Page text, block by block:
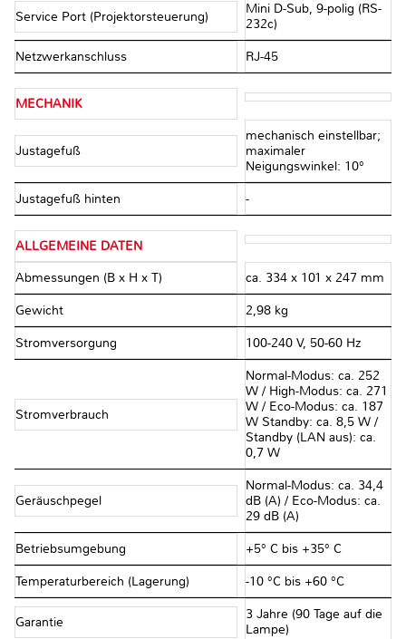
Service Port (Projektorsteuerung)
Mini D-Sub, 9-polig (RS-
232c)
Netzwerkanschluss RJ-45
MECHANIK
Justagefuß
mechanisch einstellbar;
maximaler
Neigungswinkel: 10°
Justagefuß hinten -
ALLGEMEINE DATEN
Abmessungen (B x H x T) ca. 334 x 101 x 247 mm
Gewicht 2,98 kg
Stromversorgung 100-240 V, 50-60 Hz
Stromverbrauch
Normal-Modus: ca. 252
W / High-Modus: ca. 271
W / Eco-Modus: ca. 187
W Standby: ca. 8,5 W /
Standby (LAN aus): ca.
0,7 W
Geräuschpegel
Normal-Modus: ca. 34,4
dB (A) / Eco-Modus: ca.
29 dB (A)
Betriebsumgebung +5° C bis +35° C
Temperaturbereich (Lagerung) -10 °C bis +60 °C
Garantie
3 Jahre (90 Tage auf die
Lampe)